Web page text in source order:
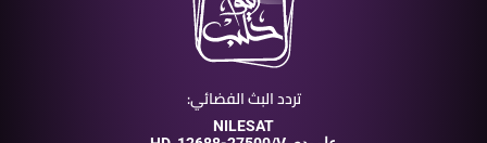
تردد البث الفضائي:
NILESAT